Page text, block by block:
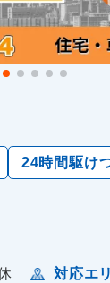
24時間駆け
対応エ